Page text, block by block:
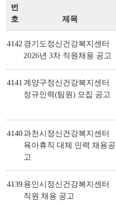
번
호
제목
4142 경기도정신건강복지센터
2026년 3차 직원채용 공고
4141 계양구정신건강복지센터
정규인력(팀원) 모집 공고
4140과천시정신건강복지센터
육아휴직 대체 인력 채용공
고
4139용인시정신건강복지센터
직원 채용 공고